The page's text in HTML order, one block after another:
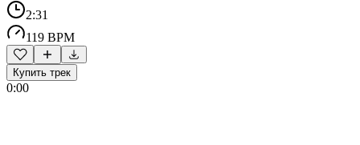
2:31
119 BPM
Купить трек
0:00